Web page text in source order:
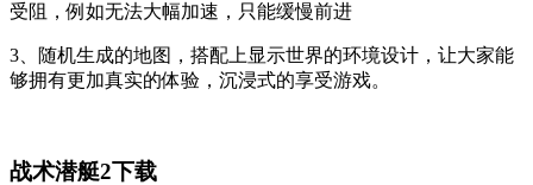
受阻，例如无法大幅加速，只能缓慢前进
3、随机生成的地图，搭配上显示世界的环境设计，让大家能
够拥有更加真实的体验，沉浸式的享受游戏。
战术潜艇2下载